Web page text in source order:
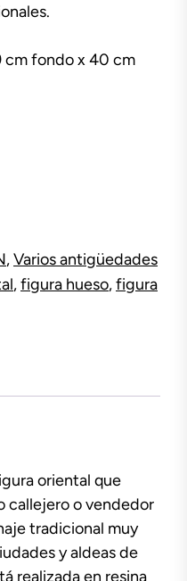
cm fondo x 40 cm
,Varios antigüedades
,figura hueso,figura
oriental que
callejero o vendedor
tradicional muy
y aldeas de
realizada en resina